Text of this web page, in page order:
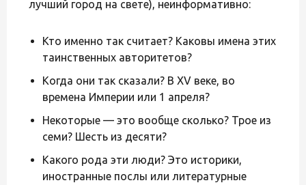
лучший город на свете), неинформативно:
Кто именно так считает? Каковы имена этих
таинственных авторитетов?
Когда они так сказали? В XV веке, во
времена Империи или 1 апреля?
Некоторые — это вообще сколько? Трое из
семи? Шесть из десяти?
Какого рода эти люди? Это историки,
иностранные послы или литературные